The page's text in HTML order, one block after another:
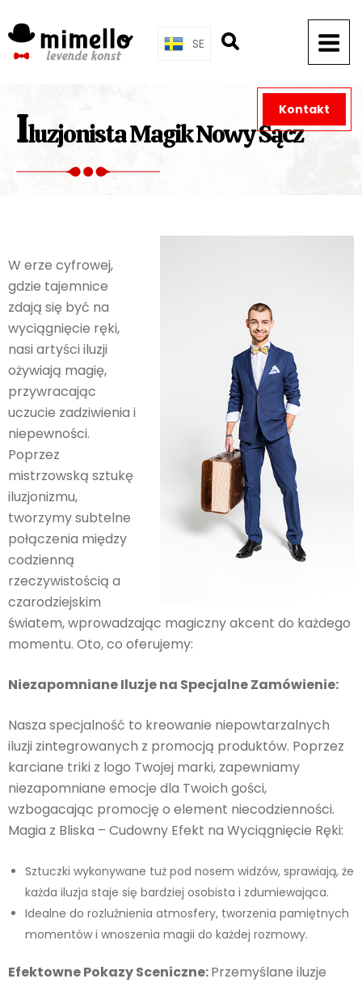
to
content
SE
Iluzjonista Magik Nowy Sącz
W erze cyfrowej,
gdzie tajemnice
zdają się być na
wyciągnięcie ręki,
nasi artyści iluzji
ożywiają magię,
przywracając
uczucie zadziwienia i
niepewności.
Poprzez
mistrzowską sztukę
iluzjonizmu,
tworzymy subtelne
połączenia między
codzienną
rzeczywistością a
czarodziejskim
światem, wprowadzając magiczny akcent do każdego
momentu. Oto, co oferujemy:
Niezapomniane Iluzje na Specjalne Zamówienie:
Nasza specjalność to kreowanie niepowtarzalnych
iluzji zintegrowanych z promocją produktów. Poprzez
karciane triki z logo Twojej marki, zapewniamy
niezapomniane emocje dla Twoich gości,
wzbogacając promocję o element niecodzienności.
Magia z Bliska – Cudowny Efekt na Wyciągnięcie Ręki:
Sztuczki wykonywane tuż pod nosem widzów, sprawiają, że
każda iluzja staje się bardziej osobista i zdumiewająca.
Idealne do rozluźnienia atmosfery, tworzenia pamiętnych
momentów i wnoszenia magii do każdej rozmowy.
Efektowne Pokazy Sceniczne:Przemyślane iluzje
Kontakt